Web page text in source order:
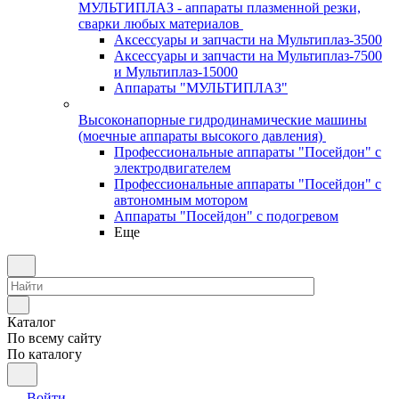
МУЛЬТИПЛАЗ - аппараты плазменной резки,
сварки любых материалов
Аксессуары и запчасти на Мультиплаз-3500
Аксессуары и запчасти на Мультиплаз-7500
и Мультиплаз-15000
Аппараты "МУЛЬТИПЛАЗ"
Высоконапорные гидродинамические машины
(моечные аппараты высокого давления)
Профессиональные аппараты "Посейдон" с
электродвигателем
Профессиональные аппараты "Посейдон" с
автономным мотором
Аппараты "Посейдон" с подогревом
Еще
Каталог
По всему сайту
По каталогу